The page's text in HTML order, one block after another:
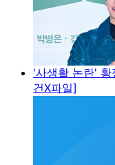
'사생활 논란'
건X파일]